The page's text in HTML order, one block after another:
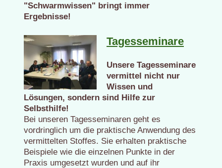
"Schwarmwissen" bringt immer
Ergebnisse!
Tagesseminare
Unsere Tagesseminare
vermittel nicht nur
Wissen und
Lösungen, sondern sind Hilfe zur
Selbsthilfe!
Bei unseren Tagesseminaren geht es
vordringlich um die praktische Anwendung des
vermittelten Stoffes. Sie erhalten praktische
Beispiele wie die einzelnen Punkte in der
Praxis umgesetzt wurden und auf ihr